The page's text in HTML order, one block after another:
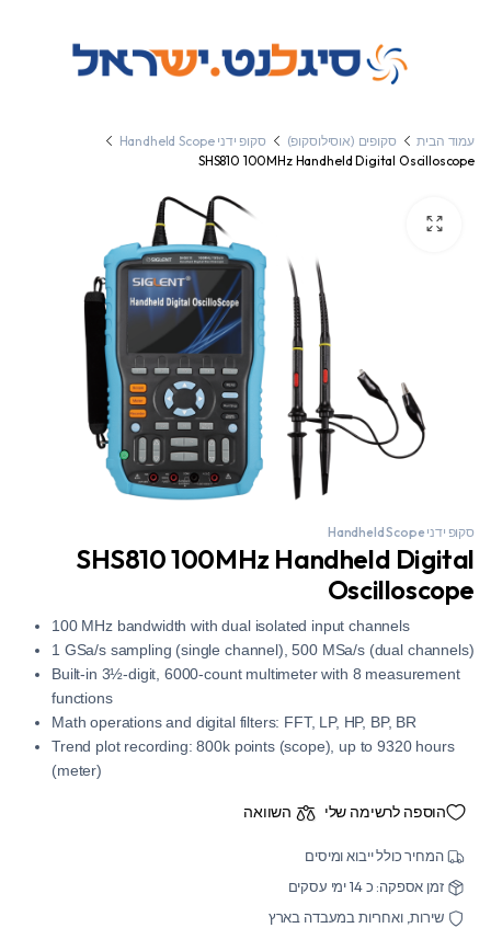
עמוד הבית סקופים (אוסילוסקופ)
סקופ ידני Handheld Scope
SHS810 100MHz Handheld Digital Oscilloscope
סקופ ידני Handheld Scope
SHS810 100MHz Handheld Digital
Oscilloscope
100 MHz bandwidth with dual isolated input channels
1 GSa/s sampling (single channel), 500 MSa/s (dual channels)
Built-in 3½-digit, 6000-count multimeter with 8 measurement
functions
Math operations and digital filters: FFT, LP, HP, BP, BR
Trend plot recording: 800k points (scope), up to 9320 hours
(meter)
הוספה לרשימה שלי השוואה
המחיר כולל ייבוא ומיסים
זמן אספקה: כ 14 ימי עסקים
שירות, ואחריות במעבדה בארץ